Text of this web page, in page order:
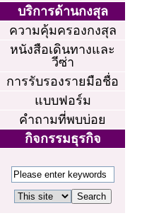
บริการด้านกงสุล
ความคุ้มครองกงสุล
หนังสือเดินทางและ
วีซ่า
การรับรองรายมือชื่อ
แบบฟอร์ม
คำถามที่พบบ่อย
กิจกรรมธุรกิจ